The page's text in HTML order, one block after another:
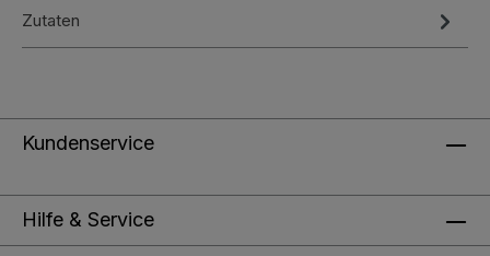
Zutaten
Kundenservice
Hilfe & Service